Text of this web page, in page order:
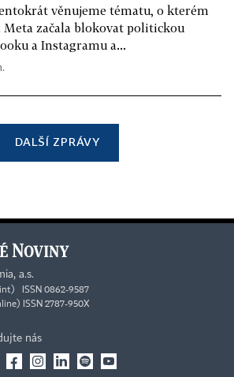
věnujeme tématu, o kterém
Meta začala blokovat politickou
a Instagramu a...
DALŠÍ ZPRÁVY
a.s.
ISSN 0862-9587
ISSN 2787-950X
nás